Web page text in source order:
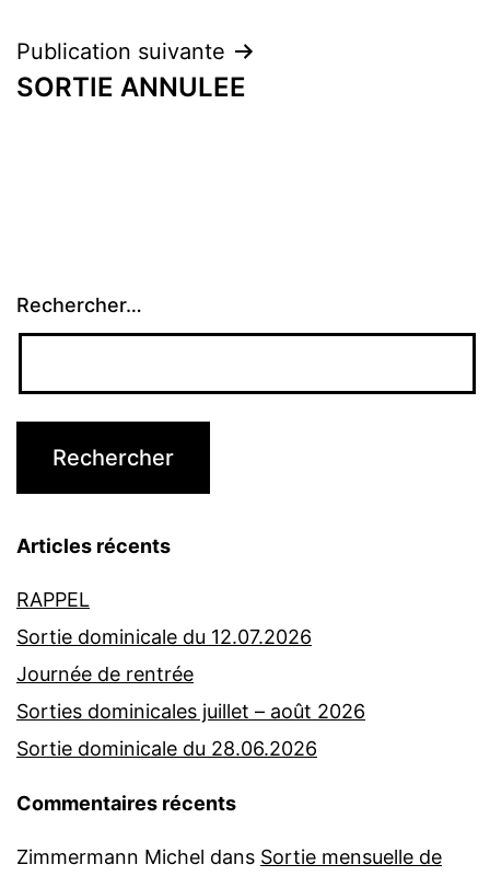
Publication suivante
SORTIE ANNULEE
Rechercher…
Articles récents
RAPPEL
Sortie dominicale du 12.07.2026
Journée de rentrée
Sorties dominicales juillet – août 2026
Sortie dominicale du 28.06.2026
Commentaires récents
Zimmermann Michel dans Sortie mensuelle de